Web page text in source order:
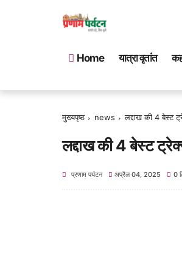
Home यात्रा वृतांत
मुख्यपृष्ठ news लद्दाख की 4 बेस्ट
लद्दाख की 4 बेस्ट
प्रणाम पर्यटन अप्रैल 04, 2025 0